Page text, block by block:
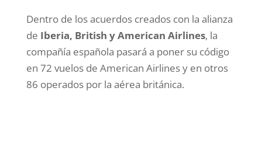
Dentro de los acuerdos creados con la alianza
de Iberia, British y American Airlines, la
compañía española pasará a poner su código
en 72 vuelos de American Airlines y en otros
86 operados por la aérea británica.